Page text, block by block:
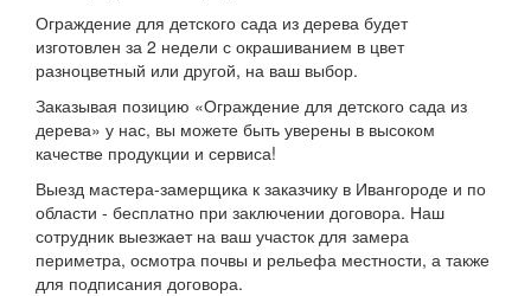
Ограждение для детского сада из дерева будет
изготовлен за 2 недели с окрашиванием в цвет
разноцветный или другой, на ваш выбор.
Заказывая позицию «Ограждение для детского сада из
дерева» у нас, вы можете быть уверены в высоком
качестве продукции и сервиса!
Выезд мастера-замерщика к заказчику в Ивангороде и по
области - бесплатно при заключении договора. Наш
сотрудник выезжает на ваш участок для замера
периметра, осмотра почвы и рельефа местности, а также
для подписания договора.